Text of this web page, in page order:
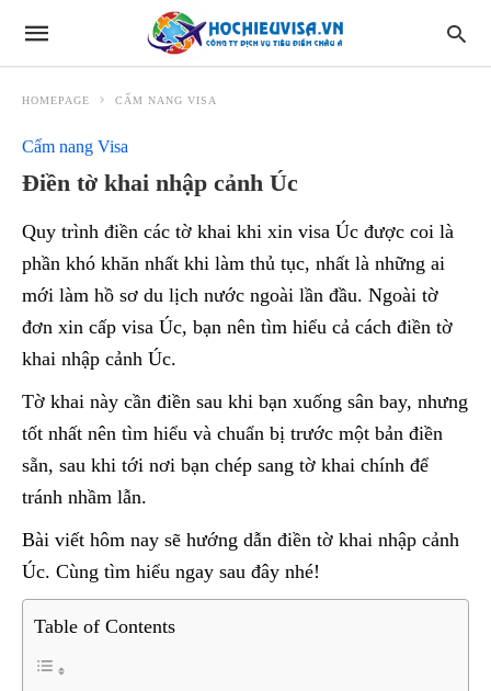
HOMEPAGE CẨM NANG VISA
Cẩm nang Visa
Điền tờ khai nhập cảnh Úc
Quy trình điền các tờ khai khi xin visa Úc được coi là
phần khó khăn nhất khi làm thủ tục, nhất là những ai
mới làm hồ sơ du lịch nước ngoài lần đầu. Ngoài tờ
đơn xin cấp visa Úc, bạn nên tìm hiểu cả cách điền tờ
khai nhập cảnh Úc.
Tờ khai này cần điền sau khi bạn xuống sân bay, nhưng
tốt nhất nên tìm hiểu và chuẩn bị trước một bản điền
sẵn, sau khi tới nơi bạn chép sang tờ khai chính để
tránh nhầm lẫn.
Bài viết hôm nay sẽ hướng dẫn điền tờ khai nhập cảnh
Úc. Cùng tìm hiểu ngay sau đây nhé!
Table of Contents